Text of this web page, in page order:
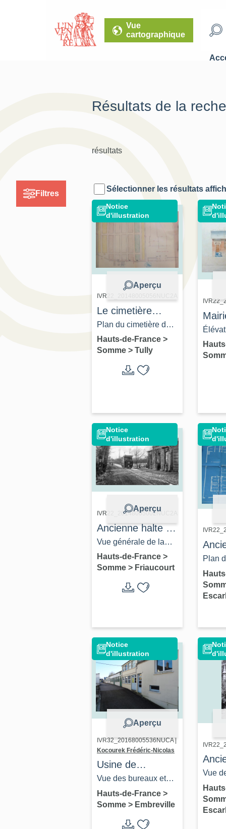
Vue
cartographique
Filtres
Résultats de la
résultats
Sélectionner les résultats
Notice
d'illustration
Aperçu
IVR22_20148005056NUC2A
Le cimetière
communal de
Tully
Plan du cimetière de
Tully, 1899 (AD
Somme ; 99 O 1886).
Hauts-de-France >
Somme > Tully
E.
Notice
d'illustration
Aperçu
IVR22_20148005002NUC2A
Ancienne halte de
tramway de
Friaucourt
Vue générale de la
gare depuis la Grande
Rue, vers 1907.
Hauts-de-France >
Somme > Friaucourt
puis
de
Plan
A.
(AD
Notice
d'illustration
Aperçu
IVR32_20168005536NUCA |
Kocourek Frédéric-Nicolas
Usine de
serrurerie et de
robinetterie
Ternois S.A puis
fonderie de
Vue des bureaux et
des ateliers de
fabrication.
Hauts-de-France >
Somme > Embreville
Vue
(coll.